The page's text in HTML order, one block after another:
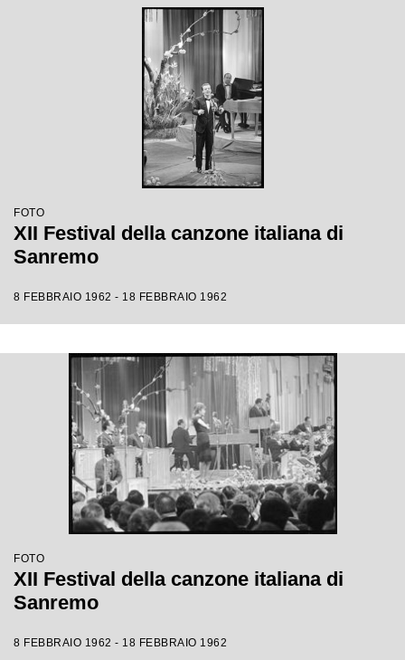
FOTO
XII Festival della canzone italiana di
Sanremo
8 FEBBRAIO 1962 - 18 FEBBRAIO 1962
FOTO
XII Festival della canzone italiana di
Sanremo
8 FEBBRAIO 1962 - 18 FEBBRAIO 1962